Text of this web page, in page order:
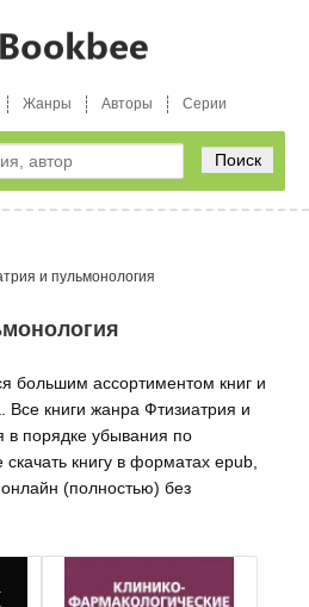
Жанры Авторы Серии
Поиск
и пульмонология
большим ассортиментом книг и
Все книги жанра Фтизиатрия и
в порядке убывания по
книгу в форматах epub,
(полностью) без